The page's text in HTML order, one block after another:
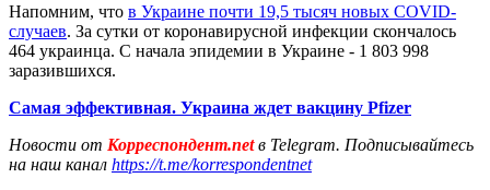
Напомним, что в Украине почти 19,5 тысяч новых COVID-
случаев. За сутки от коронавирусной инфекции скончалось
464 украинца. С начала эпидемии в Украине - 1 803 998
заразившихся.
Самая эффективная. Украина ждет вакцину Pfizer
Новости от Корреспондент.netв Telegram. Подписывайтесь
на наш канал https://t.me/korrespondentnet